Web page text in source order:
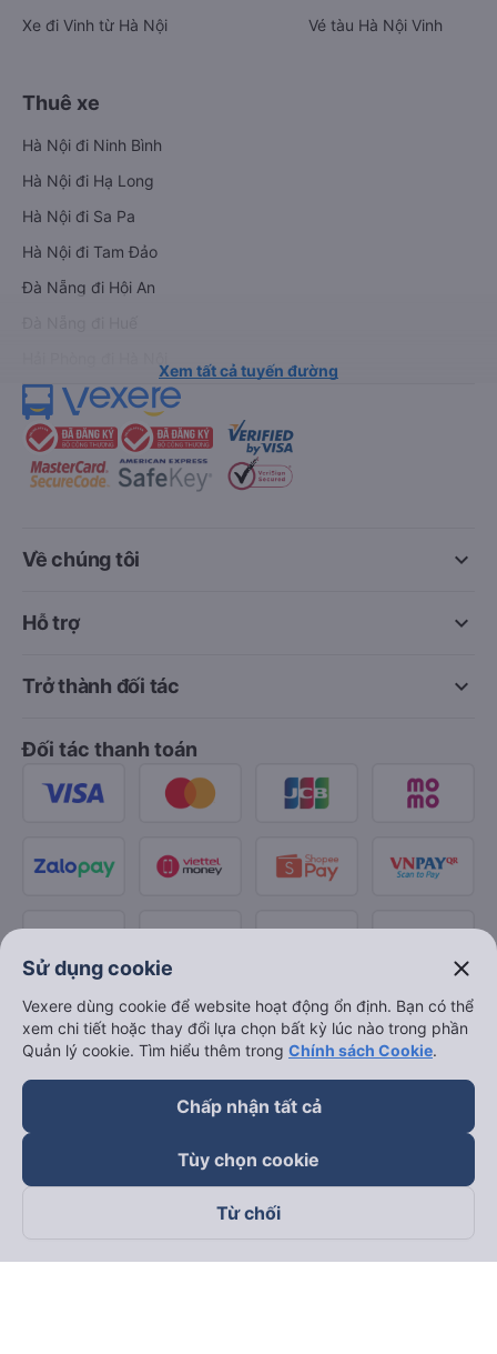
Xe đi Vinh từ Hà Nội
Vé tàu Hà Nội Vinh
Thuê xe
Hà Nội đi Ninh Bình
Hà Nội đi Hạ Long
Hà Nội đi Sa Pa
Hà Nội đi Tam Đảo
Đà Nẵng đi Hội An
Xem tất cả tuyến đường
keyboard_arrow_down
Về chúng tôi
keyboard_arrow_down
Hỗ trợ
keyboard_arrow_down
Trở thành đối tác
Đối tác thanh toán
Theo dõi chúng tôi trên
Sử dụng cookie close
Vexere dùng cookie để website hoạt động ổn định. Bạn có thể
xem chi tiết hoặc thay đổi lựa chọn bất kỳ lúc nào trong phần
Quản lý cookie. Tìm hiểu thêm trong Chính sách Cookie.
Chấp nhận tất cả
Tùy chọn cookie
Từ chối